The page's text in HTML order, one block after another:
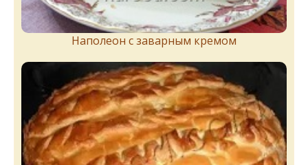
Наполеон с заварным кремом